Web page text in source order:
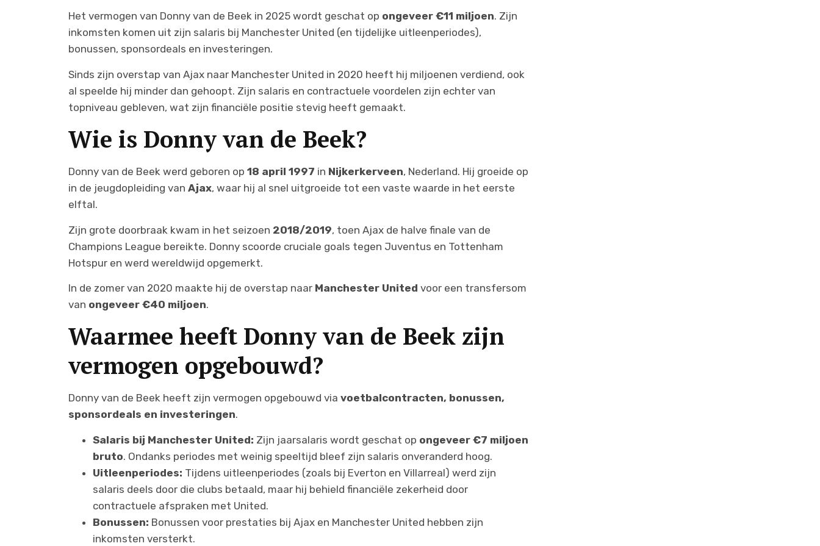
Het vermogen van Donny van de Beek in 2025 wordt geschat op ongeveer €11 miljoen. Zijn
inkomsten komen uit zijn salaris bij Manchester United (en tijdelijke uitleenperiodes),
bonussen, sponsordeals en investeringen.
Sinds zijn overstap van Ajax naar Manchester United in 2020 heeft hij miljoenen verdiend, ook
al speelde hij minder dan gehoopt. Zijn salaris en contractuele voordelen zijn echter van
topniveau gebleven, wat zijn financiële positie stevig heeft gemaakt.
Wie is Donny van de Beek?
Donny van de Beek werd geboren op 18 april 1997 in Nijkerkerveen, Nederland. Hij groeide op
in de jeugdopleiding van Ajax, waar hij al snel uitgroeide tot een vaste waarde in het eerste
elftal.
Zijn grote doorbraak kwam in het seizoen 2018/2019, toen Ajax de halve finale van de
Champions League bereikte. Donny scoorde cruciale goals tegen Juventus en Tottenham
Hotspur en werd wereldwijd opgemerkt.
In de zomer van 2020 maakte hij de overstap naar Manchester United voor een transfersom
van ongeveer €40 miljoen.
Waarmee heeft Donny van de Beek zijn
vermogen opgebouwd?
Donny van de Beek heeft zijn vermogen opgebouwd via voetbalcontracten, bonussen,
sponsordeals en investeringen.
Salaris bij Manchester United: Zijn jaarsalaris wordt geschat op ongeveer €7 miljoen
bruto. Ondanks periodes met weinig speeltijd bleef zijn salaris onveranderd hoog.
Uitleenperiodes: Tijdens uitleenperiodes (zoals bij Everton en Villarreal) werd zijn
salaris deels door die clubs betaald, maar hij behield financiële zekerheid door
contractuele afspraken met United.
Bonussen: Bonussen voor prestaties bij Ajax en Manchester United hebben zijn
inkomsten versterkt.